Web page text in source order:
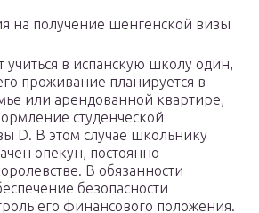
на получение шенгенской визы
учиться в испанскую школу один,
проживание планируется в
или арендованной квартире,
студенческой
D. В этом случае школьнику
опекун, постоянно
В обязанности
безопасности
его финансового положения.